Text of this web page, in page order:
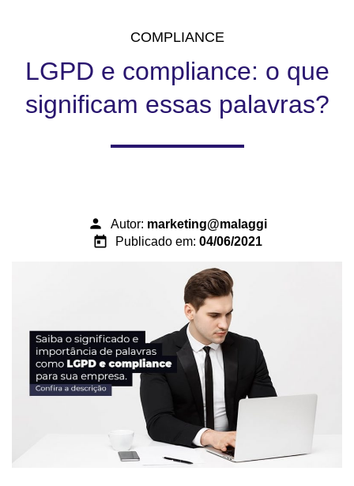
COMPLIANCE
LGPD e compliance: o que
significam essas palavras?
person Autor: marketing@malaggi
today Publicado em: 04/06/2021